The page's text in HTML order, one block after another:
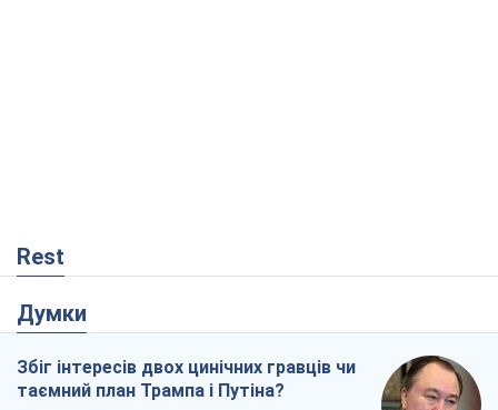
Rest
Думки
Збіг інтересів двох цинічних гравців чи
таємний план Трампа і Путіна?